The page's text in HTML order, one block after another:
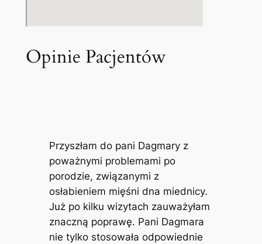
Opinie Pacjentów
Przyszłam do pani Dagmary z
poważnymi problemami po
porodzie, związanymi z
osłabieniem mięśni dna miednicy.
Już po kilku wizytach zauważyłam
znaczną poprawę. Pani Dagmara
nie tylko stosowała odpowiednie